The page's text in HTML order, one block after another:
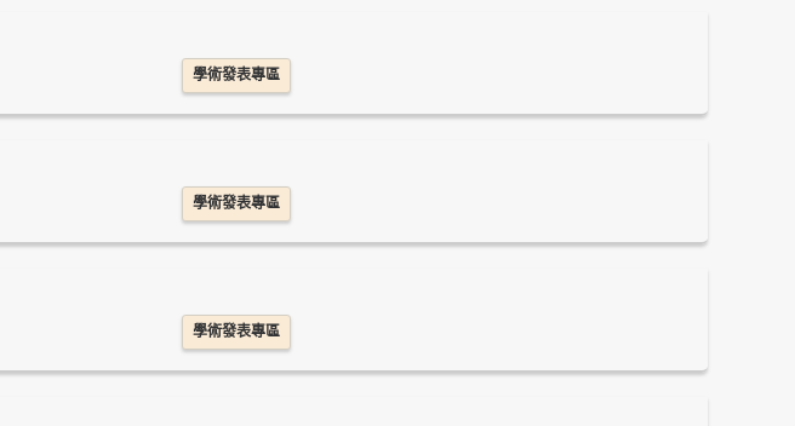
學術發表專區
學術發表專區
學術發表專區